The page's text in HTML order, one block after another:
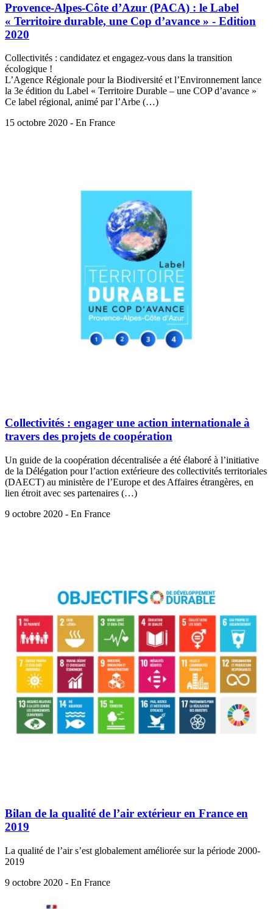
Provence-Alpes-Côte d’Azur (PACA) : le Label
« Territoire durable, une Cop d’avance » - Edition
2020
Collectivités : candidatez et engagez-vous dans la transition
écologique !
L’Agence Régionale pour la Biodiversité et l’Environnement lance
la 3e édition du Label « Territoire Durable – une COP d’avance »
Ce label régional, animé par l’Arbe (…)
15 octobre 2020 - En France
Collectivités : engager une action internationale à
travers des projets de coopération
Un guide de la coopération décentralisée a été élaboré à l’initiative
de la Délégation pour l’action extérieure des collectivités territoriales
(DAECT) au ministère de l’Europe et des Affaires étrangères, en
lien étroit avec ses partenaires (…)
9 octobre 2020 - En France
Bilan de la qualité de l’air extérieur en France en
2019
La qualité de l’air s’est globalement améliorée sur la période 2000-
2019
9 octobre 2020 - En France